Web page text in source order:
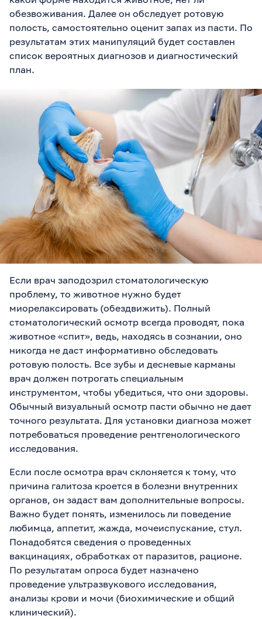
обезвоживания. Далее он обследует ротовую
полость, самостоятельно оценит запах из пасти. По
результатам этих манипуляций будет составлен
список вероятных диагнозов и диагностический
план.
Если врач заподозрил стоматологическую
проблему, то животное нужно будет
миорелаксировать (обездвижить). Полный
стоматологический осмотр всегда проводят, пока
животное «спит», ведь, находясь в сознании, оно
никогда не даст информативно обследовать
ротовую полость. Все зубы и десневые карманы
врач должен потрогать специальным
инструментом, чтобы убедиться, что они здоровы.
Обычный визуальный осмотр пасти обычно не дает
точного результата. Для установки диагноза может
потребоваться проведение рентгенологического
исследования.
Если после осмотра врач склоняется к тому, что
причина галитоза кроется в болезни внутренних
органов, он задаст вам дополнительные вопросы.
Важно будет понять, изменилось ли поведение
любимца, аппетит, жажда, мочеиспускание, стул.
Понадобятся сведения о проведенных
вакцинациях, обработках от паразитов, рационе.
По результатам опроса будет назначено
проведение ультразвукового исследования,
анализы крови и мочи (биохимические и общий
клинический).